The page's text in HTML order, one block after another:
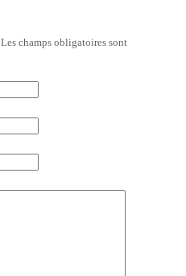
Les champs obligatoires sont